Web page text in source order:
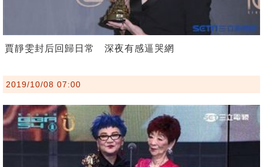
賈靜雯封后回歸日常 深夜有感逼哭網
2019/10/08 07:00